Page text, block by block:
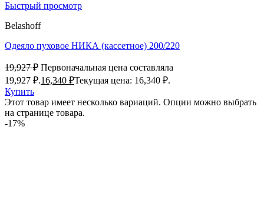
Быстрый просмотр
Belashoff
Одеяло пуховое НИКА (кассетное) 200/220
19,927₽ Первоначальная цена составляла
19,927 ₽.16,340 ₽Текущая цена: 16,340 ₽.
Купить
Этот товар имеет несколько вариаций. Опции можно выбрать
на странице товара.
-17%